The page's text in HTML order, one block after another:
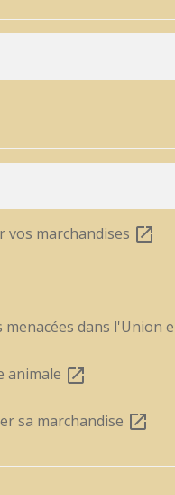
vos marchandises open_in_new
dans l'Union
animale open_in_new
sa marchandise open_in_new